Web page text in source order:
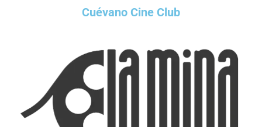
Cuévano Cine Club